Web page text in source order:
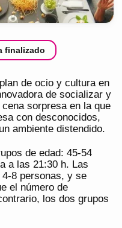
finalizado
de ocio y cultura en
de socializar y
sorpresa en la que
con desconocidos,
ambiente distendido.
de edad: 45-54
a las 21:30 h. Las
8 personas, y se
el número de
los dos grupos